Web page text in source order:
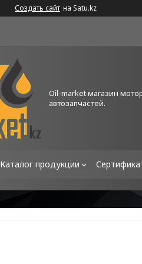
Создать сайт на Satu.kz
Oil-market магазин
автозапчастей.
Каталог продукции